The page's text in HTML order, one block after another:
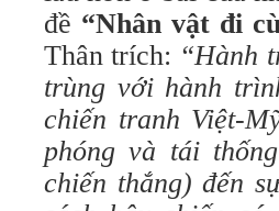
đề “Nhân vật đi
Thân trích: “Hành
trùng với hành
chiến tranh Việt-
phóng và tái
chiến thắng) đến